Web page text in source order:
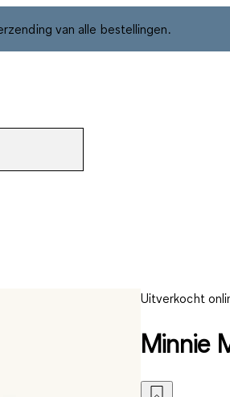
van alle bestellingen.
Uitverkocht
Minnie